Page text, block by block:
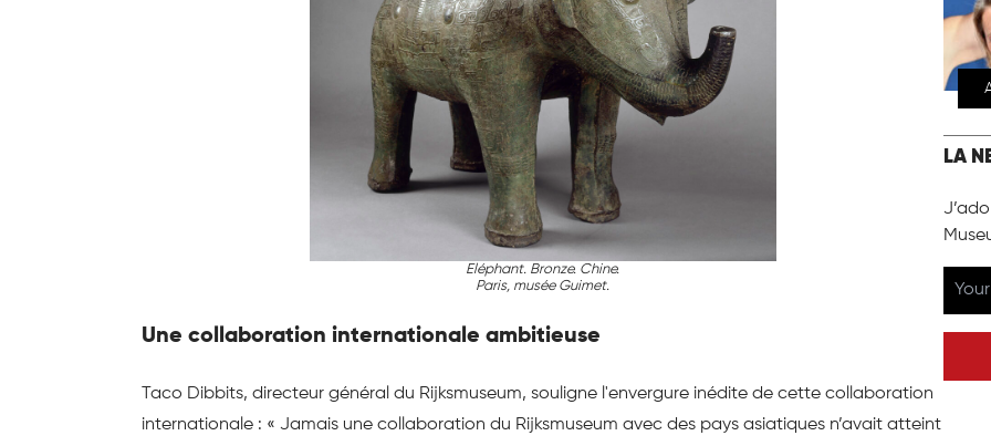
Eléphant. Bronze. Chine.
Paris, musée Guimet.
Une collaboration internationale ambitieuse
Taco Dibbits, directeur général du Rijksmuseum, souligne l'envergure inédite de cette collaboration
internationale : « Jamais une collaboration du Rijksmuseum avec des pays asiatiques n’avait atteint
LA